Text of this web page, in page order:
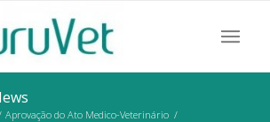
Aprovação do Ato Medico-Veterinário /